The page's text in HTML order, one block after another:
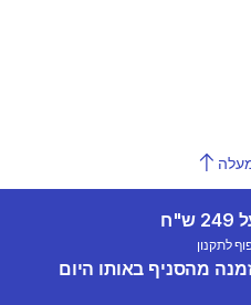
לתקנון
מהסניף באותו היום